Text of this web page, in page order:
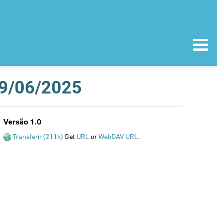
06/2025
Versão 1.0
Transferir (211k) Get URL orWebDAV URL .